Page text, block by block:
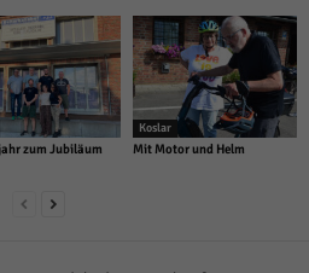
zum Jubiläum
Koslar
Mit Motor und Helm